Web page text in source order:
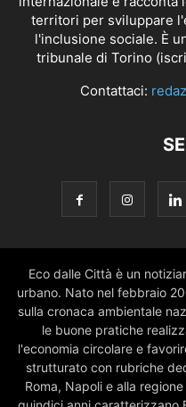
territori per sviluppare
l'inclusione sociale. È
tribunale di Torino
Contattaci:
Eco dalle Città è un
urbano. Nato nel febbraio
sulla cronaca ambientale
le buone pratiche
l'economia circolare e
strutturato con rubriche
Roma, Napoli e alla